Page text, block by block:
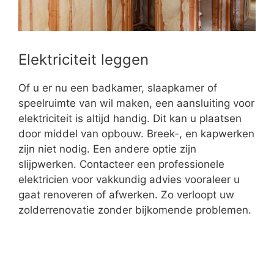
Elektriciteit leggen
Of u er nu een badkamer, slaapkamer of
speelruimte van wil maken, een aansluiting voor
elektriciteit is altijd handig. Dit kan u plaatsen
door middel van opbouw. Breek-, en kapwerken
zijn niet nodig. Een andere optie zijn
slijpwerken. Contacteer een professionele
elektricien voor vakkundig advies vooraleer u
gaat renoveren of afwerken. Zo verloopt uw
zolderrenovatie zonder bijkomende problemen.